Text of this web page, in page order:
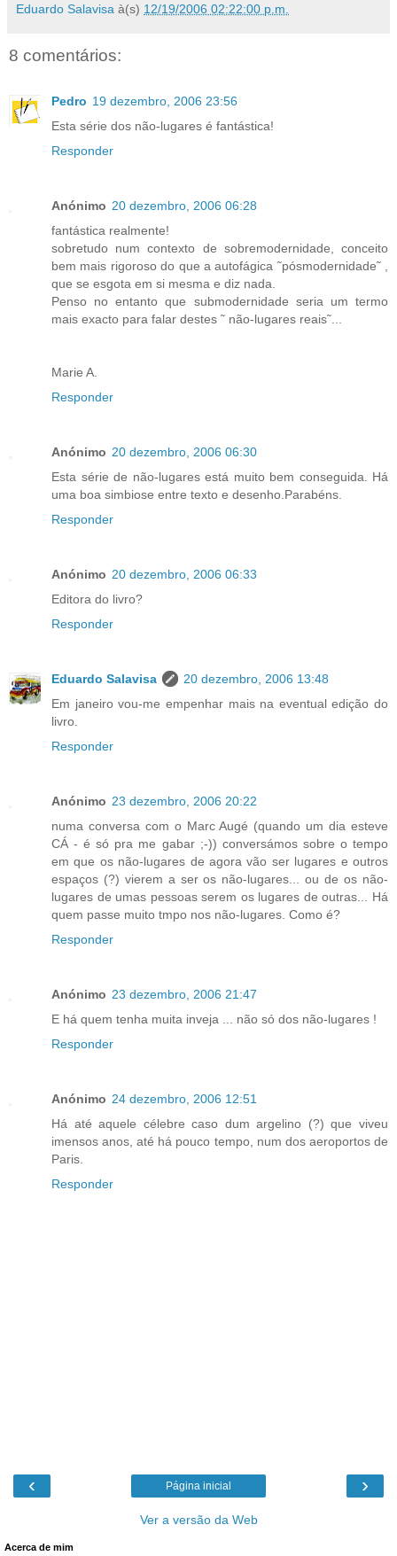
Eduardo Salavisa à(s) 12/19/2006 02:22:00 p.m.
8 comentários:
Pedro 19 dezembro, 2006 23:56
Esta série dos não-lugares é fantástica!
Responder
Anónimo 20 dezembro, 2006 06:28
fantástica realmente!
sobretudo num contexto de sobremodernidade, conceito
bem mais rigoroso do que a autofágica ˜pósmodernidade˜ ,
que se esgota em si mesma e diz nada.
Penso no entanto que submodernidade seria um termo
mais exacto para falar destes ˜ não-lugares reais˜...
Marie A.
Responder
Anónimo 20 dezembro, 2006 06:30
Esta série de não-lugares está muito bem conseguida. Há
uma boa simbiose entre texto e desenho.Parabéns.
Responder
Anónimo 20 dezembro, 2006 06:33
Editora do livro?
Responder
Eduardo Salavisa
20 dezembro, 2006 13:48
Em janeiro vou-me empenhar mais na eventual edição do
livro.
Responder
Anónimo 23 dezembro, 2006 20:22
numa conversa com o Marc Augé (quando um dia esteve
CÁ - é só pra me gabar ;-)) conversámos sobre o tempo
em que os não-lugares de agora vão ser lugares e outros
espaços (?) vierem a ser os não-lugares... ou de os não-
lugares de umas pessoas serem os lugares de outras... Há
quem passe muito tmpo nos não-lugares. Como é?
Responder
Anónimo 23 dezembro, 2006 21:47
E há quem tenha muita inveja ... não só dos não-lugares !
Responder
Anónimo 24 dezembro, 2006 12:51
Há até aquele célebre caso dum argelino (?) que viveu
imensos anos, até há pouco tempo, num dos aeroportos de
Paris.
Responder
‹ ›
Página inicial
Ver a versão da Web
Acerca de mim